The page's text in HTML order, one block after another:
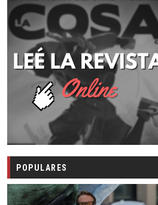
POPULARES